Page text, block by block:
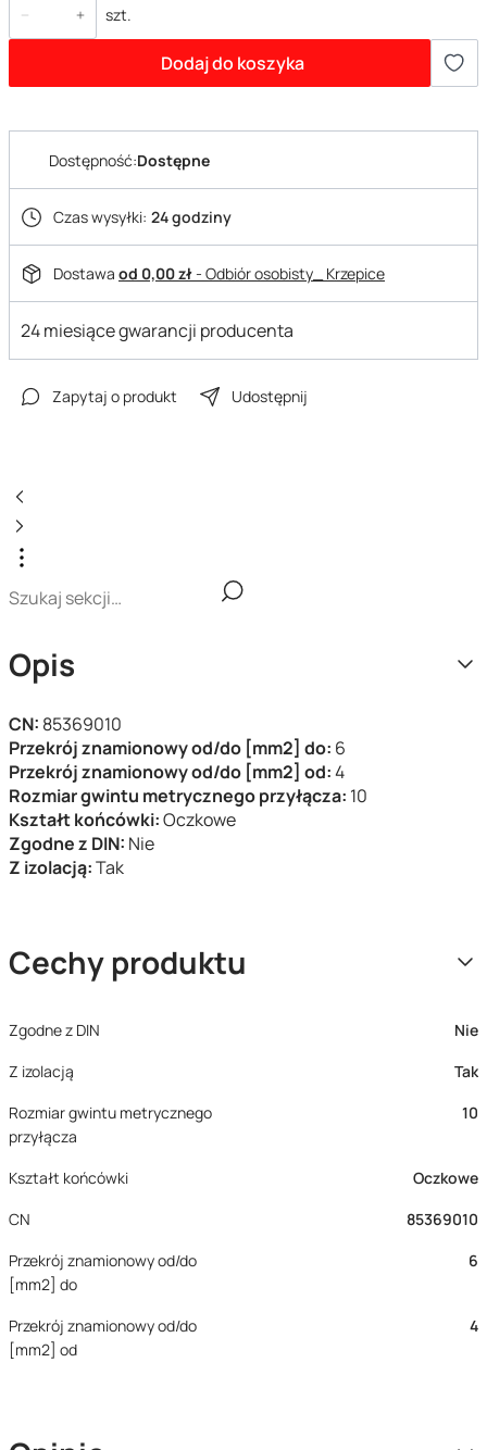
szt.
Dodaj do koszyka
Dostępność:Dostępne
Czas wysyłki: 24 godziny
Dostawa od 0,00 zł- Odbiór osobisty_ Krzepice
24 miesiące gwarancji producenta
Zapytaj o produkt Udostępnij
Opis
CN: 85369010
Przekrój znamionowy od/do [mm2] do: 6
Przekrój znamionowy od/do [mm2] od:4
Rozmiar gwintu metrycznego przyłącza: 10
Kształt końcówki:Oczkowe
Zgodne z DIN: Nie
Z izolacją:Tak
Cechy produktu
Zgodne z DIN
Nie
Z izolacją
Tak
Rozmiar gwintu metrycznego
przyłącza
10
Kształt końcówki
Oczkowe
CN
85369010
Przekrój znamionowy od/do
[mm2] do
6
Przekrój znamionowy od/do
[mm2] od
4